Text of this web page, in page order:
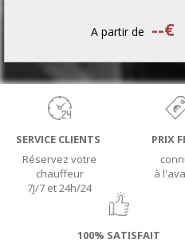
A partir de --€
SERVICE CLIENTS
Réservez votre
chauffeur
7J/7 et 24h/24
PRIX
à
100% SATISFAIT